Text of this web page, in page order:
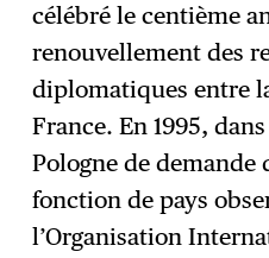
→ S'abonner
célébré le centième
renouvellement des
diplomatiques entre
France. En 1995,
Pologne de demande
fonction de pays
l’Organisation